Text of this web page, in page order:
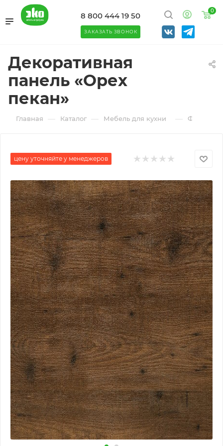
0
8 800 444 19 50
ЗАКАЗАТЬ ЗВОНОК
Декоративная
панель «Орех
пекан»
Главная — Каталог — Мебель для кухни — Фартуки
цену уточняйте у менеджеров